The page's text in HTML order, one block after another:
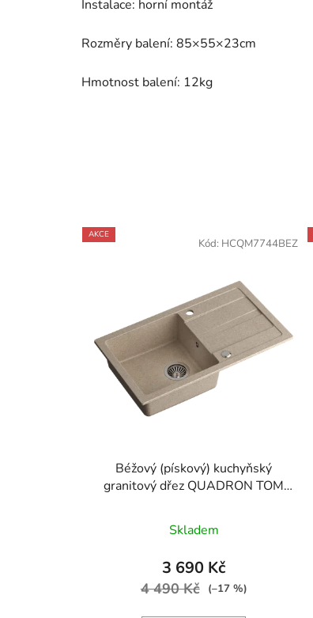
Instalace: horní montáž
Rozměry balení: 85×55×23cm
Hmotnost balení: 12kg
AKCE
Béžový (pískový) kuchyňský
granitový dřez QUADRON TOM
hodnocení
produktu
je
Skladem
3 690 Kč
4 490 Kč (–17 %)
Kód: HCQM7744BEZ